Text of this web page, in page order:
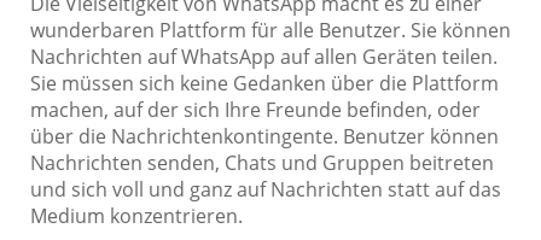
wunderbaren Plattform für alle Benutzer. Sie können
Nachrichten auf WhatsApp auf allen Geräten teilen.
Sie müssen sich keine Gedanken über die Plattform
machen, auf der sich Ihre Freunde befinden, oder
über die Nachrichtenkontingente. Benutzer können
Nachrichten senden, Chats und Gruppen beitreten
und sich voll und ganz auf Nachrichten statt auf das
Medium konzentrieren.